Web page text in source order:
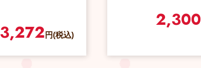
3,272 円(税込)
2,300